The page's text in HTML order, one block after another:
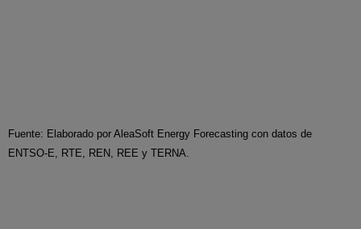
Fuente: Elaborado por AleaSoft Energy Forecasting con datos de
ENTSO-E, RTE, REN, REE y TERNA.